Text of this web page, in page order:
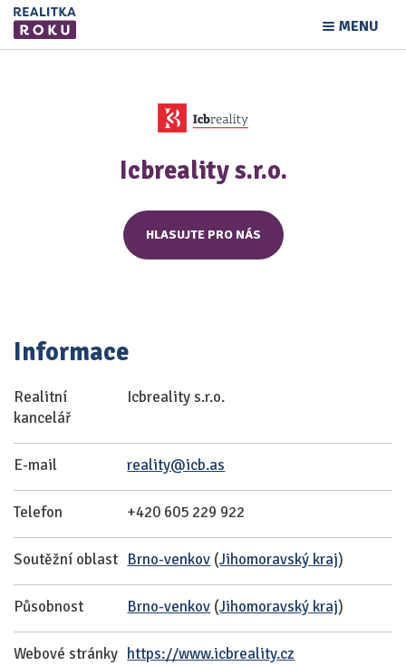
MENU
Icbreality s.r.o.
HLASUJTE PRO NÁS
Informace
Realitní
kancelář
Icbreality s.r.o.
E-mail reality@icb.as
Telefon +420 605 229 922
Soutěžní oblast Brno-venkov (Jihomoravský kraj)
Působnost Brno-venkov (Jihomoravský kraj)
Webové stránky https://www.icbreality.cz